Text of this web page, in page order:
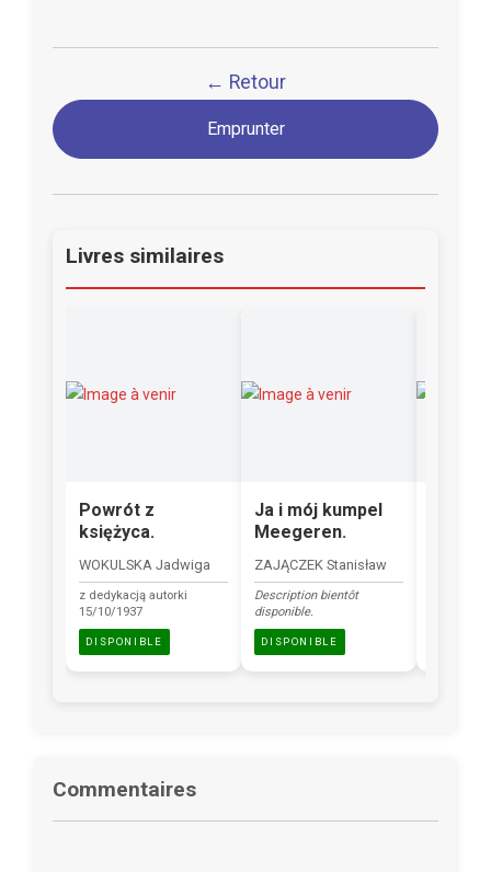
← Retour
Emprunter
Livres similaires
Powrót z
księżyca.
WOKULSKA Jadwiga
z dedykacją autorki
15/10/1937
DISPONIBLE
Ja i mój kumpel
Meegeren.
ZAJĄCZEK Stanisław
Description bientôt
disponible.
DISPONIBLE
Commentaires